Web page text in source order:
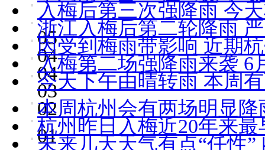
入梅后第三次强降雨 今
05
浙江入梅后第二轮降雨
04
因受到梅雨带影响 近期
04
入梅第二场强降雨来袭 6
03
今天下午由晴转雨 本周
02
本周杭州会有两场明显
01
杭州昨日入梅近20年来
未来几天天气有点“任性